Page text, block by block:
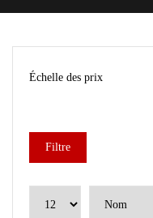
Échelle des prix
Filtre